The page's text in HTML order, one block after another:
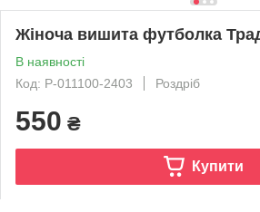
Жіноча вишита футболка
В наявності
Код: P-011100-2403
Роздріб
550 ₴
Купити